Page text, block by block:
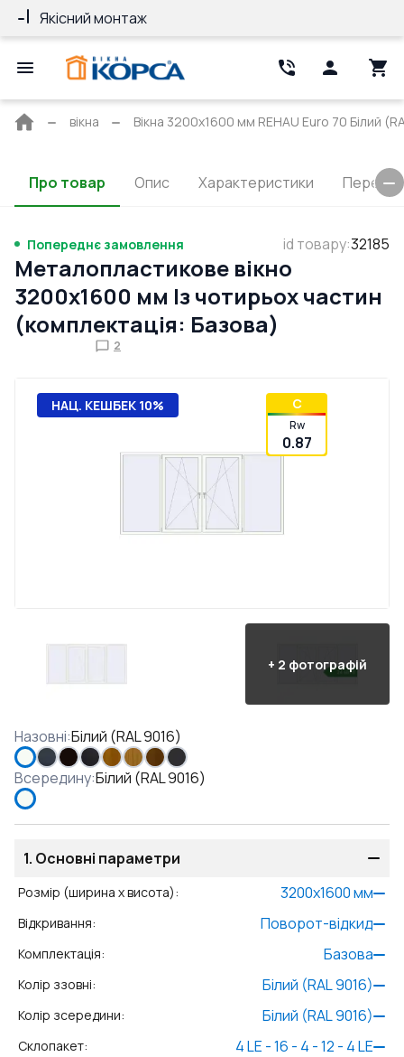
Якісний монтаж
Головна
вікна Вікна 3200x1600 мм REHAU Euro 70 Білий
Про товар Опис Характеристики
Попереднє замовлення id товару:32185
Металопластикове вікно
3200x1600 мм Із чотирьох частин
(комплектація: Базова)
2
НАЦ. КЕШБЕК 10% C
Rw
0.87
+ 2 фотографій
Назовні:Білий (RAL 9016)
Всередину:Білий (RAL 9016)
1. Основні параметри
Розмір (ширина x висота): 3200x1600мм
Відкривання: Поворот-відкид
Комплектація: Базова
Колір ззовні: Білий (RAL 9016)
Колір зсередини: Білий (RAL 9016)
Склопакет:
4 LE - 16 - 4 - 12 - 4 LE